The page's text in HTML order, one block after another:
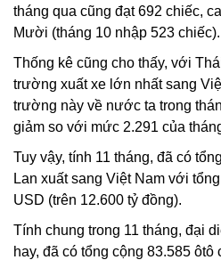
tháng qua cũng đạt 692 chiếc,
Mười (tháng 10 nhập 523 chiếc).
Thống kê cũng cho thấy, với
trường xuất xe lớn nhất sang
trường này về nước ta trong
giảm so với mức 2.291 của
Tuy vậy, tính 11 tháng, đã có
Lan xuất sang Việt Nam với
USD (trên 12.600 tỷ đồng).
Tính chung trong 11 tháng, đại
hay, đã có tổng cộng 83.585